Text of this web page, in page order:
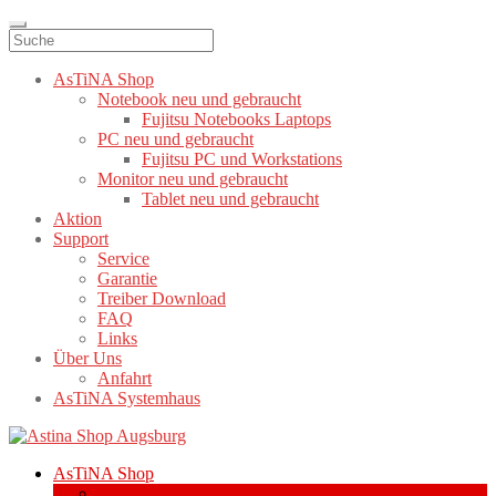
AsTiNA Shop
Notebook neu und gebraucht
Fujitsu Notebooks Laptops
PC neu und gebraucht
Fujitsu PC und Workstations
Monitor neu und gebraucht
Tablet neu und gebraucht
Aktion
Support
Service
Garantie
Treiber Download
FAQ
Links
Über Uns
Anfahrt
AsTiNA Systemhaus
Zur
springen
Zum
springenAsTiNA Shop